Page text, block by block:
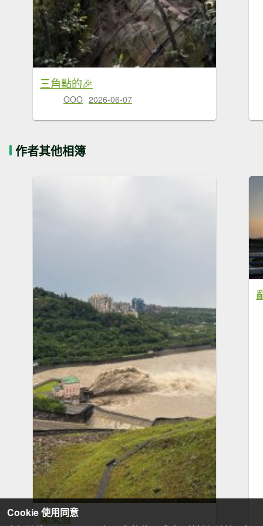
三角點的🎉
OOO 2026-06-07
作者其他相簿
颱風假
Cookie 使用同意